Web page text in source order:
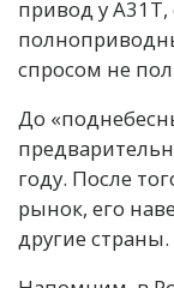
привод у A31T,
спросом не
До
году. После
рынок, его
другие страны.